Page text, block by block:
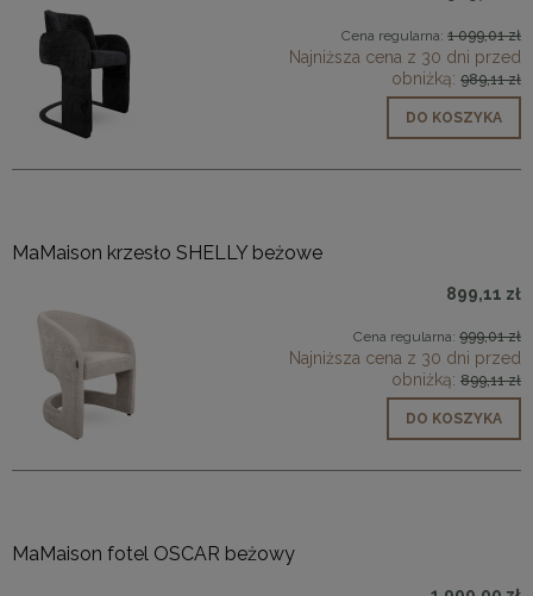
Cena regularna: 1 099,01 zł
Najniższa cena z 30 dni przed
obniżką: 989,11 zł
DO KOSZYKA
MaMaison krzesło SHELLY beżowe
899,11 zł
Cena regularna: 999,01 zł
Najniższa cena z 30 dni przed
obniżką: 899,11 zł
DO KOSZYKA
MaMaison fotel OSCAR beżowy